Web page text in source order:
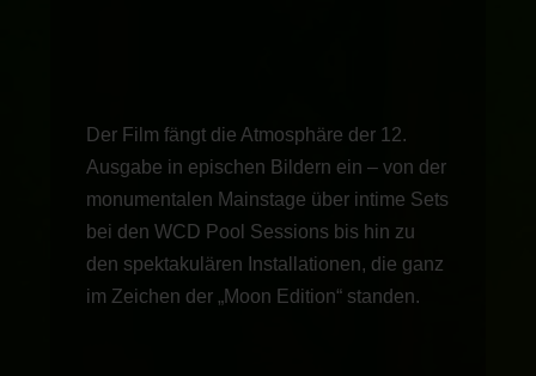
Der Film fängt die Atmosphäre der 12.
Ausgabe in epischen Bildern ein – von der
monumentalen Mainstage über intime Sets
bei den WCD Pool Sessions bis hin zu
den spektakulären Installationen, die ganz
im Zeichen der „Moon Edition“ standen.